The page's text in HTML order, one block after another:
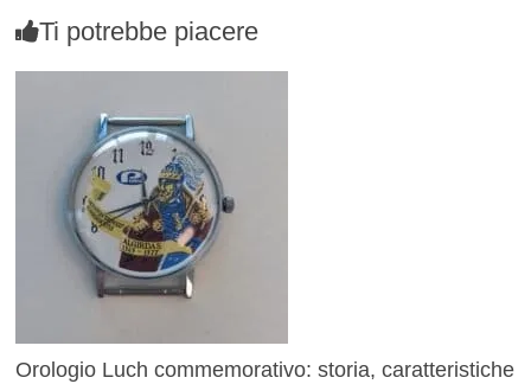
Ti potrebbe piacere
Orologio Luch commemorativo: storia, caratteristiche